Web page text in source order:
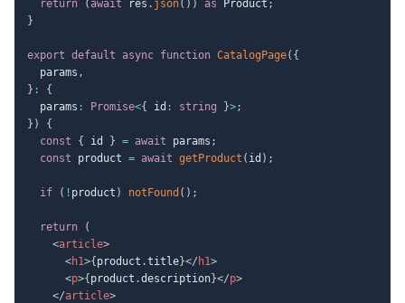
return ( await res . json( ) ) as Product ;
}
export default async function CatalogPage( {
  params
,
} :
{
  params
: Promise<{ id : string }>;
} )
{
const
{ id } = await params ;
const product = await getProduct ( id ) ;
if ( ! product ) notFound ( ) ;
return
(
<article>
<h1>{ product .title}</ h1>
<p>{ product .description}</p>
</article>